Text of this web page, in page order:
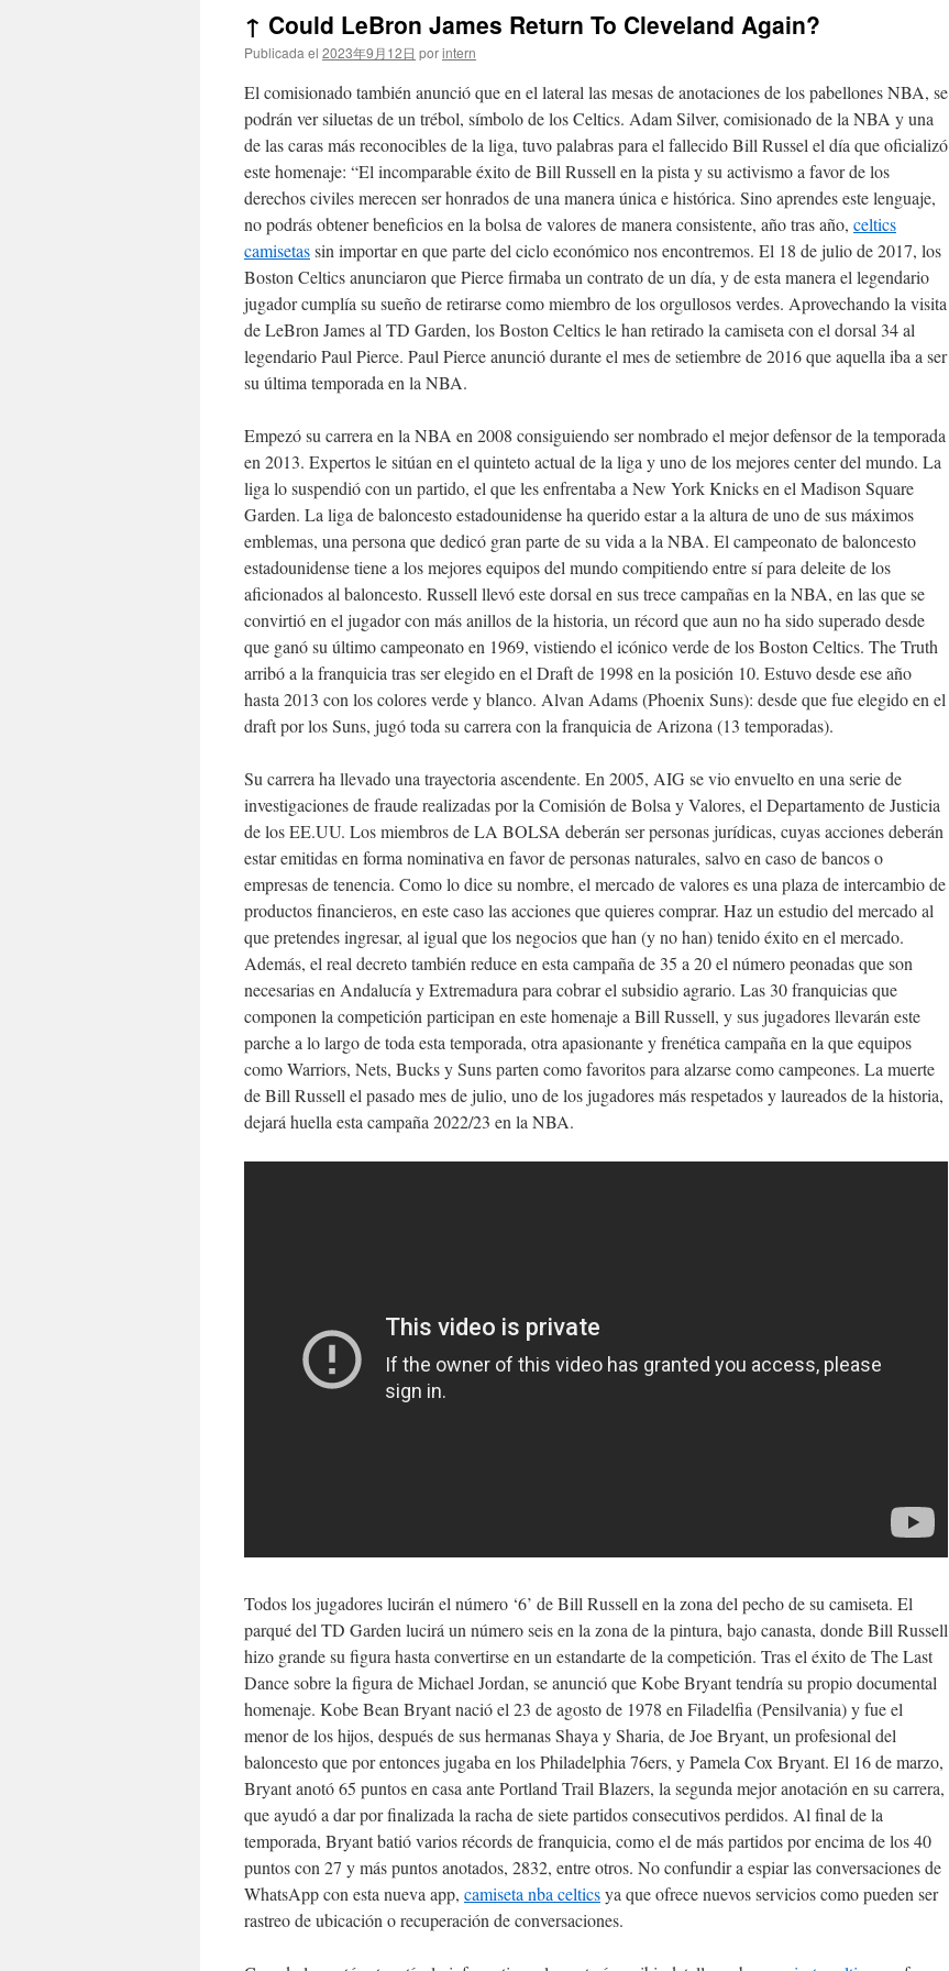
↑ Could LeBron James Return To Cleveland Again?
Publicada el 2023年9月12日 porintern
El comisionado también anunció que en el lateral las mesas de anotaciones de los pabellones NBA, se
podrán ver siluetas de un trébol, símbolo de los Celtics. Adam Silver, comisionado de la NBA y una
de las caras más reconocibles de la liga, tuvo palabras para el fallecido Bill Russel el día que oficializó
este homenaje: “El incomparable éxito de Bill Russell en la pista y su activismo a favor de los
derechos civiles merecen ser honrados de una manera única e histórica. Sino aprendes este lenguaje,
no podrás obtener beneficios en la bolsa de valores de manera consistente, año tras año, celtics
camisetassin importar en que parte del ciclo económico nos encontremos. El 18 de julio de 2017, los
Boston Celtics anunciaron que Pierce firmaba un contrato de un día, y de esta manera el legendario
jugador cumplía su sueño de retirarse como miembro de los orgullosos verdes. Aprovechando la visita
de LeBron James al TD Garden, los Boston Celtics le han retirado la camiseta con el dorsal 34 al
legendario Paul Pierce. Paul Pierce anunció durante el mes de setiembre de 2016 que aquella iba a ser
su última temporada en la NBA.
Empezó su carrera en la NBA en 2008 consiguiendo ser nombrado el mejor defensor de la temporada
en 2013. Expertos le sitúan en el quinteto actual de la liga y uno de los mejores center del mundo. La
liga lo suspendió con un partido, el que les enfrentaba a New York Knicks en el Madison Square
Garden. La liga de baloncesto estadounidense ha querido estar a la altura de uno de sus máximos
emblemas, una persona que dedicó gran parte de su vida a la NBA. El campeonato de baloncesto
estadounidense tiene a los mejores equipos del mundo compitiendo entre sí para deleite de los
aficionados al baloncesto. Russell llevó este dorsal en sus trece campañas en la NBA, en las que se
convirtió en el jugador con más anillos de la historia, un récord que aun no ha sido superado desde
que ganó su último campeonato en 1969, vistiendo el icónico verde de los Boston Celtics. The Truth
arribó a la franquicia tras ser elegido en el Draft de 1998 en la posición 10. Estuvo desde ese año
hasta 2013 con los colores verde y blanco. Alvan Adams (Phoenix Suns): desde que fue elegido en el
draft por los Suns, jugó toda su carrera con la franquicia de Arizona (13 temporadas).
Su carrera ha llevado una trayectoria ascendente. En 2005, AIG se vio envuelto en una serie de
investigaciones de fraude realizadas por la Comisión de Bolsa y Valores, el Departamento de Justicia
de los EE.UU. Los miembros de LA BOLSA deberán ser personas jurídicas, cuyas acciones deberán
estar emitidas en forma nominativa en favor de personas naturales, salvo en caso de bancos o
empresas de tenencia. Como lo dice su nombre, el mercado de valores es una plaza de intercambio de
productos financieros, en este caso las acciones que quieres comprar. Haz un estudio del mercado al
que pretendes ingresar, al igual que los negocios que han (y no han) tenido éxito en el mercado.
Además, el real decreto también reduce en esta campaña de 35 a 20 el número peonadas que son
necesarias en Andalucía y Extremadura para cobrar el subsidio agrario. Las 30 franquicias que
componen la competición participan en este homenaje a Bill Russell, y sus jugadores llevarán este
parche a lo largo de toda esta temporada, otra apasionante y frenética campaña en la que equipos
como Warriors, Nets, Bucks y Suns parten como favoritos para alzarse como campeones. La muerte
de Bill Russell el pasado mes de julio, uno de los jugadores más respetados y laureados de la historia,
dejará huella esta campaña 2022/23 en la NBA.
Todos los jugadores lucirán el número ‘6’ de Bill Russell en la zona del pecho de su camiseta. El
parqué del TD Garden lucirá un número seis en la zona de la pintura, bajo canasta, donde Bill Russell
hizo grande su figura hasta convertirse en un estandarte de la competición. Tras el éxito de The Last
Dance sobre la figura de Michael Jordan, se anunció que Kobe Bryant tendría su propio documental
homenaje. Kobe Bean Bryant nació el 23 de agosto de 1978 en Filadelfia (Pensilvania) y fue el
menor de los hijos, después de sus hermanas Shaya y Sharia, de Joe Bryant, un profesional del
baloncesto que por entonces jugaba en los Philadelphia 76ers, y Pamela Cox Bryant. El 16 de marzo,
Bryant anotó 65 puntos en casa ante Portland Trail Blazers, la segunda mejor anotación en su carrera,
que ayudó a dar por finalizada la racha de siete partidos consecutivos perdidos. Al final de la
temporada, Bryant batió varios récords de franquicia, como el de más partidos por encima de los 40
puntos con 27 y más puntos anotados, 2832, entre otros. No confundir a espiar las conversaciones de
WhatsApp con esta nueva app, camiseta nba celticsya que ofrece nuevos servicios como pueden ser
rastreo de ubicación o recuperación de conversaciones.